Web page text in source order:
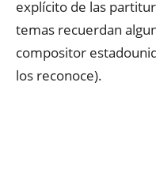
explícito de las
temas recuerdan
compositor
los reconoce).